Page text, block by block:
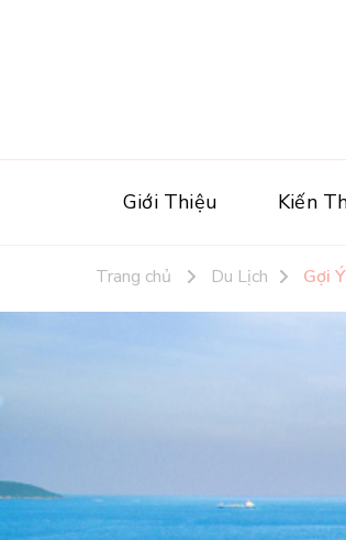
Giới Thiệu Kiến
Trang chủ Du Lịch Gợi